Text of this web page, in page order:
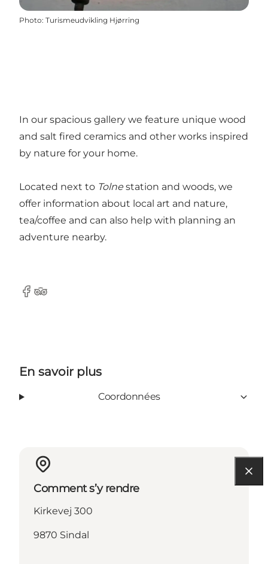
Photo: Turismeudvikling Hjørring
In our spacious gallery we feature unique wood
and salt fired ceramics and other works inspired
by nature for your home.
Located next to Tolne station and woods, we
offer information about local art and nature,
tea/coffee and can also help with planning an
adventure nearby.
Facebook
Tripadvisor
En savoir plus
Coordonnées
Comment s’y rendre
Kirkevej 300
9870 Sindal